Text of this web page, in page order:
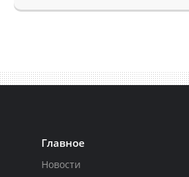
Главное
Новости